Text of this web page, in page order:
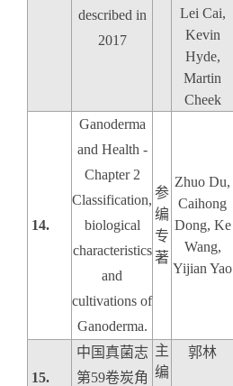
described in
2017
Lei Cai,
Kevin
Hyde,
Martin
Cheek
14.
Ganoderma
and Health -
Chapter 2
Classification,
biological
characteristics
and
cultivations of
Ganoderma.
参
编
专
著
Zhuo Du,
Caihong
Dong, Ke
Wang,
Yijian Yao
15.
中国真菌志
第59卷炭角
主
编
郭林